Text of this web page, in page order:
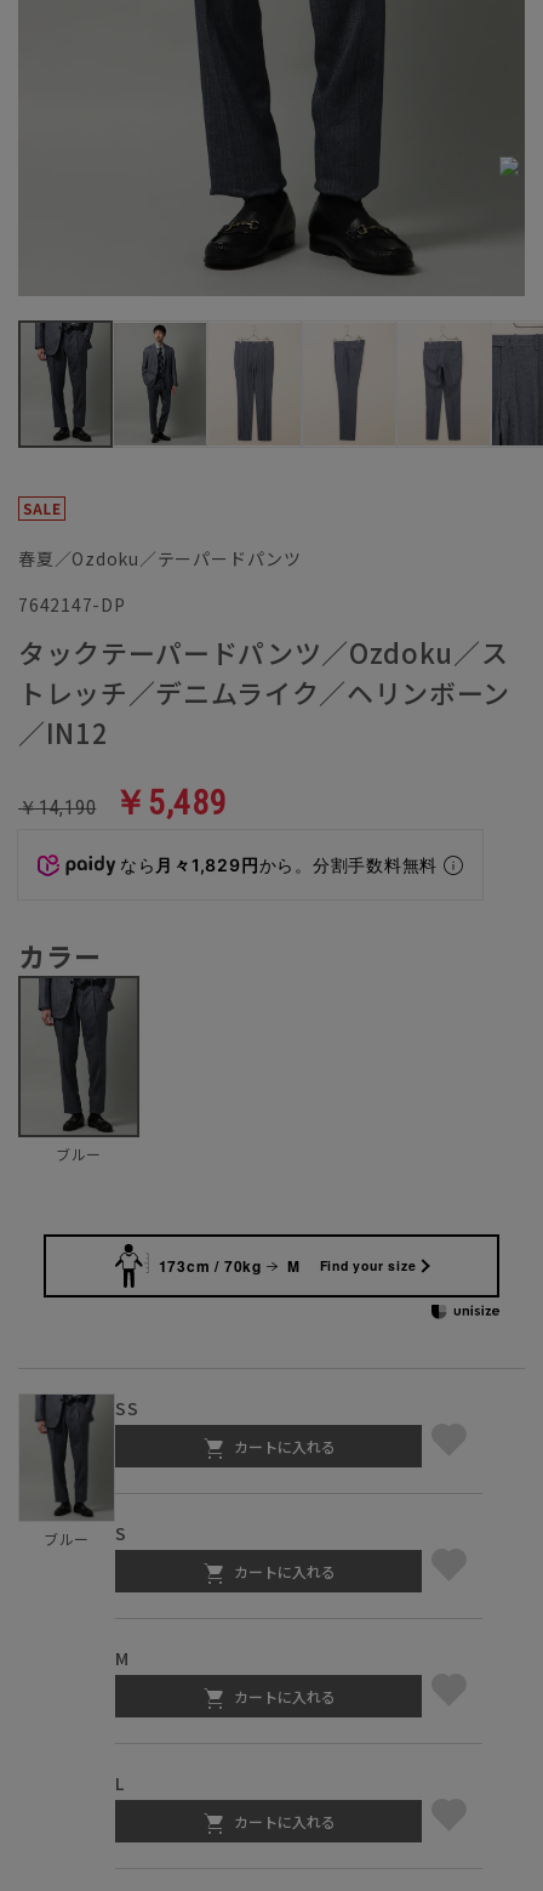
春夏／Ozdoku／テーパードパンツ
7642147-DP
タックテーパードパンツ／Ozdoku／ス
トレッチ／デニムライク／ヘリンボーン
／IN12
￥14,190 ￥5,489
なら 月々1,829円から。分割手数料無料
カラー
ブルー
173cm / 70kg M Find your size
ブルー
SS
カートに入れる
S
カートに入れる
M
カートに入れる
L
カートに入れる